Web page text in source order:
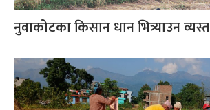
नुवाकोटका किसान धान भित्र्याउन व्यस्त